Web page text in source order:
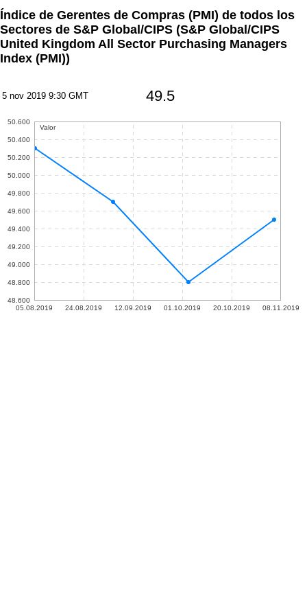
Índice de Gerentes de Compras (PMI) de todos los
Sectores de S&P Global/CIPS (S&P Global/CIPS
United Kingdom All Sector Purchasing Managers
Index (PMI))
5 nov 2019 9:30 GMT 49.5